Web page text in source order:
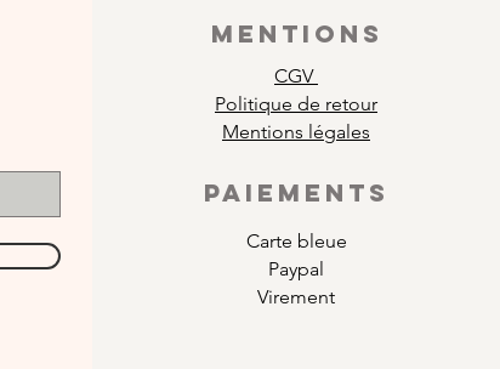
MENTIONS
CGV
Politique de retour
Mentions légales
PAIEMENTS
Carte bleue
Paypal
Virement